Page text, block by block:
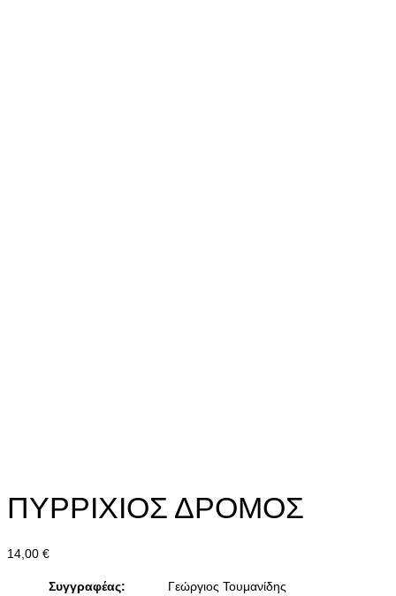
ΠΥΡΡΙΧΙΟΣ ΔΡΟΜΟΣ
14,00 €
Συγγραφέας: Γεώργιος Τουμανίδης